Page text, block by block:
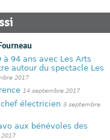
94 ans avec Les Arts
autour du spectacle Les
2017
14 septembre 2017
électricien 3 septembre
aux bénévoles des